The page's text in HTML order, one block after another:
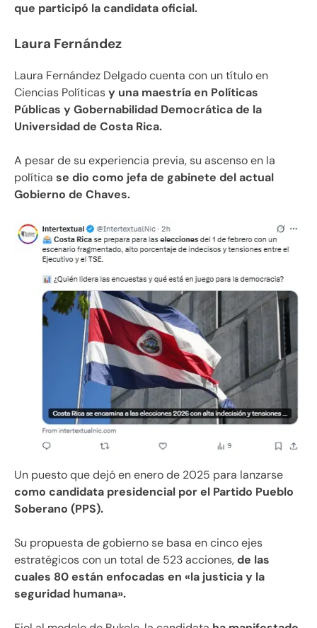
que participó la candidata oficial.
Laura Fernández
Laura Fernández Delgado cuenta con un título en
Ciencias Políticasy una maestría en Políticas
Públicas y Gobernabilidad Democrática de la
Universidad de Costa Rica.
A pesar de su experiencia previa, su ascenso en la
política se dio como jefa de gabinete del actual
Gobierno de Chaves.
Un puesto que dejó en enero de 2025 para lanzarse
como candidata presidencial por el Partido Pueblo
Soberano (PPS).
Su propuesta de gobierno se basa en cinco ejes
estratégicos con un total de 523 acciones,de las
cuales 80 están enfocadas en «la justicia y la
seguridad humana».